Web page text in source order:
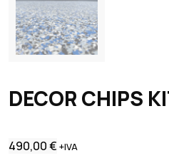
DECOR CHIPS
490,00€ +IVA